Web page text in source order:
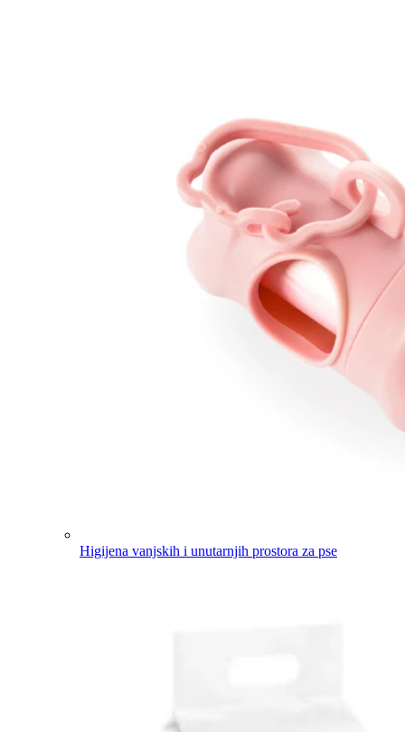
Higijena vanjskih i unutarnjih prostora za pse